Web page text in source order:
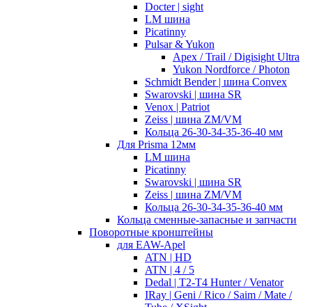
Docter | sight
LM шина
Picatinny
Pulsar & Yukon
Apex / Trail / Digisight Ultra
Yukon Nordforce / Photon
Schmidt Bender | шина Convex
Swarovski | шина SR
Venox | Patriot
Zeiss | шина ZM/VM
Кольца 26-30-34-35-36-40 мм
Для Prisma 12мм
LM шина
Picatinny
Swarovski | шина SR
Zeiss | шина ZM/VM
Кольца 26-30-34-35-36-40 мм
Кольца сменные-запасные и запчасти
Поворотные кронштейны
для EAW-Apel
ATN | HD
ATN | 4 / 5
Dedal | T2-T4 Hunter / Venator
IRay | Geni / Rico / Saim / Mate /